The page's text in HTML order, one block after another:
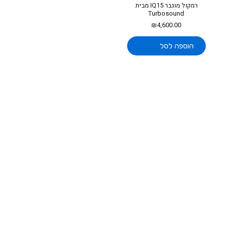
רמקול מוגבר IQ15 מבית
Turbosound
₪4,600.00
הוספה לסל